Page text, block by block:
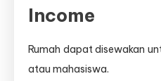
Income
Rumah dapat disewakan
atau mahasiswa.